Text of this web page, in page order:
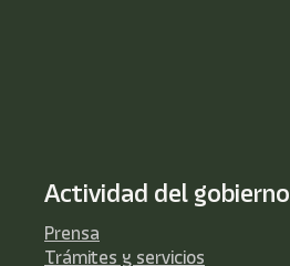
Actividad del gobierno
Prensa
Trámites y servicios